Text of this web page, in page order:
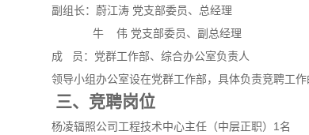
副组长：蔚江涛 党支部委员、总经理
牛 伟 党支部委员、副总经理
成 员：党群工作部、综合办公室负责人
领导小组办公室设在党群工作部，具体负责竞聘工
三、竞聘岗位
杨凌辐照公司工程技术中心主任（中层正职）1名